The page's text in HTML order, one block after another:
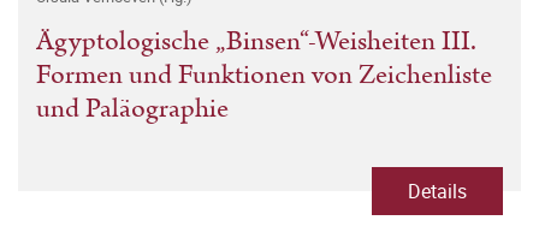
Ägyptologische „Binsen“-Weisheiten III.
Formen und Funktionen von Zeichenliste
und Paläographie
Details